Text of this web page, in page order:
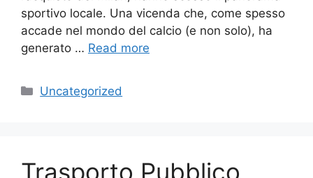
sportivo locale. Una vicenda che, come spesso
accade nel mondo del calcio (e non solo), ha
generato … Read more
Categories
Uncategorized
Trasporto Pubblico